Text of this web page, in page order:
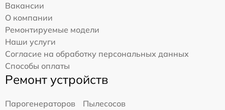
Вакансии
О компании
Ремонтируемые модели
Наши услуги
Согласие на обработку персональных данных
Способы оплаты
Ремонт устройств
Парогенераторов
Пылесосов